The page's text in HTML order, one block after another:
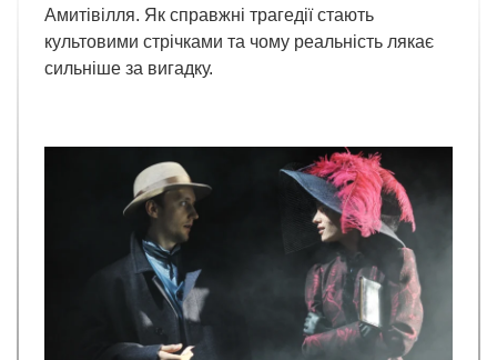
Амитівілля. Як справжні трагедії стають
культовими стрічками та чому реальність лякає
сильніше за вигадку.